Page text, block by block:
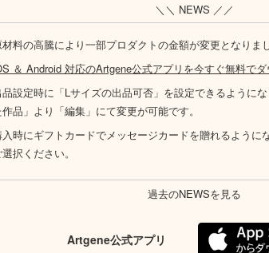
＼＼ NEWS ／／
材料の高騰により一部プロダクトの金額が変更となりま
＆ Android 対応のArtgene公式アプリを今すぐ無料でダ
設定時に「Lサイズの出品可否」を設定できるように
作品」より「編集」にて変更が可能です。
時にギフトカードでメッセージカードを贈れるように
選択ください。
過去のNEWSを見る
Artgene公式アプリ